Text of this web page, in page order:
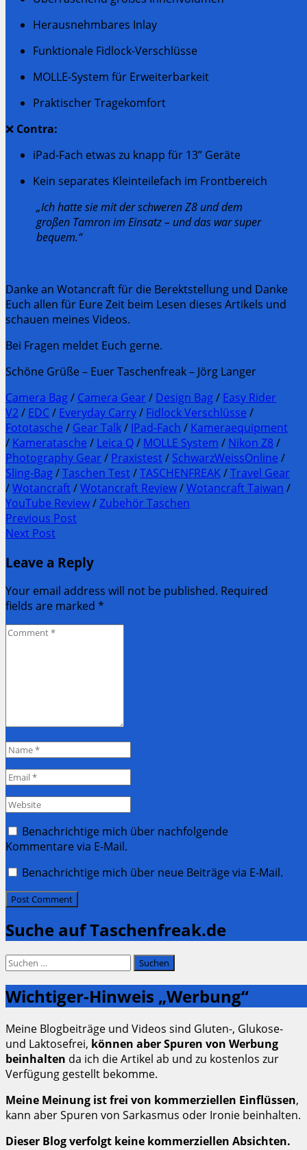
Herausnehmbares Inlay
Funktionale Fidlock-Verschlüsse
MOLLE-System für Erweiterbarkeit
Praktischer Tragekomfort
❌ Contra:
iPad-Fach etwas zu knapp für 13” Geräte
Kein separates Kleinteilefach im Frontbereich
„Ich hatte sie mit der schweren Z8 und dem
großen Tamron im Einsatz – und das war super
bequem.“
Danke an Wotancraft für die Berektstellung und Danke
Euch allen für Eure Zeit beim Lesen dieses Artikels und
schauen meines Videos.
Bei Fragen meldet Euch gerne.
Schöne Grüße – Euer Taschenfreak – Jörg Langer
Camera Bag/ Camera Gear / Design Bag/ Easy Rider
V2/ EDC / Everyday Carry/ Fidlock Verschlüsse /
Fototasche / Gear Talk/ IPad-Fach / Kameraequipment
/ Kameratasche / Leica Q/ MOLLE System / Nikon Z8/
Photography Gear / Praxistest / SchwarzWeissOnline /
Sling-Bag/Taschen Test /TASCHENFREAK/Travel Gear
/Wotancraft /Wotancraft Review/Wotancraft Taiwan /
YouTube Review/Zubehör Taschen
Post
navigation
Previous Post
Previous
Next Post
Post:
Leave a Reply
Your email address will not be published. Required
fields are marked *
Comment
Name
Email
Website
Benachrichtige mich über nachfolgende
Kommentare via E-Mail.
Benachrichtige mich über neue Beiträge via E-Mail.
Suche auf Taschenfreak.de
Suchen
Wichtiger-Hinweis „Werbung“
Meine Blogbeiträge und Videos sind Gluten-, Glukose-
und Laktosefrei, können aber Spuren von Werbung
beinhalten da ich die Artikel ab und zu kostenlos zur
Verfügung gestellt bekomme.
Meine Meinung ist frei von kommerziellen Einflüssen,
kann aber Spuren von Sarkasmus oder Ironie beinhalten.
Dieser Blog verfolgt keine kommerziellen Absichten.